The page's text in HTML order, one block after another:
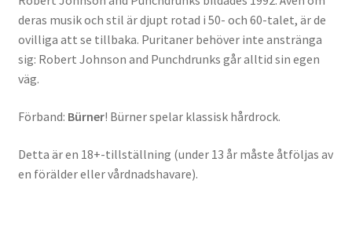
deras musik och stil är djupt rotad i 50- och 60-talet, är de
ovilliga att se tillbaka. Puritaner behöver inte anstränga
sig: Robert Johnson and Punchdrunks går alltid sin egen
väg.
Förband: Bürner! Bürner spelar klassisk hårdrock.
Detta är en 18+-tillställning (under 13 år måste åtföljas av
en förälder eller vårdnadshavare).